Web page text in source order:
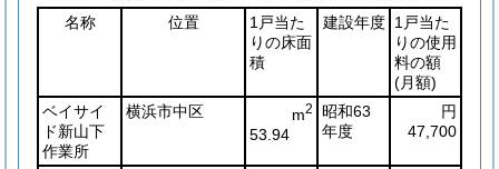
名称
位置
1戸当た
りの床面
積
建設年度 1戸当た
りの使用
料の額
(月額)
ベイサイ
ド新山下
作業所
横浜市中区 m2
53.94
昭和63
年度
円
47,700